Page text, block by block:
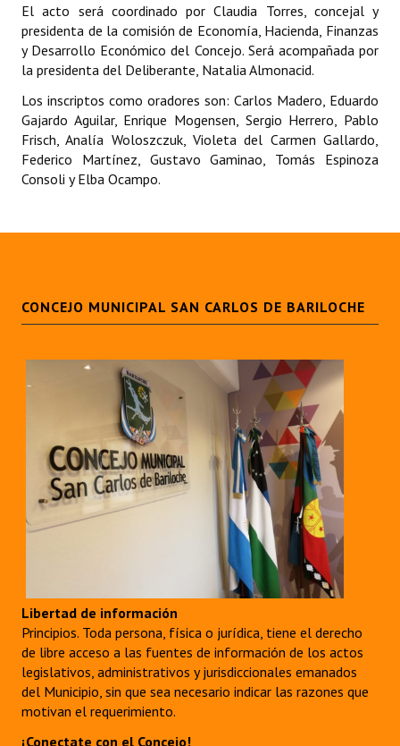
Actas de Sesión
Informes de Unidad Coordinadora
Actas de Audiencias Públicas
NORMATIVA
Resoluciones de Presidencia
INSTITUCIONAL
Antiguos Pobladores
Noticias Destacadas
Registros y Distinciones
Datos Históricos
Mujeres que Dejaron Huellas - Registro
Periodistas Decanos - Registro
Ciudadano Ilustre - Registro
El acto será coordinado por Claudia Torres, concejal y
presidenta de la comisión de Economía, Hacienda, Finanzas
y Desarrollo Económico del Concejo. Será acompañada por
la presidenta del Deliberante, Natalia Almonacid.
Los inscriptos como oradores son: Carlos Madero, Eduardo
Gajardo Aguilar, Enrique Mogensen, Sergio Herrero, Pablo
Frisch, Analía Woloszczuk, Violeta del Carmen Gallardo,
Federico Martínez, Gustavo Gaminao, Tomás Espinoza
Consoli y Elba Ocampo.
CONCEJO MUNICIPAL SAN CARLOS DE BARILOCHE
Libertad de información
Principios. Toda persona, física o jurídica, tiene el derecho
de libre acceso a las fuentes de información de los actos
legislativos, administrativos y jurisdiccionales emanados
del Municipio, sin que sea necesario indicar las razones que
motivan el requerimiento.
¡Conectate con el Concejo!